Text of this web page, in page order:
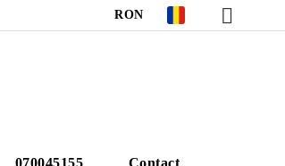
RON
070045155 Contact